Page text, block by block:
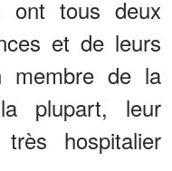
ont tous deux
et de leurs
membre de la
plupart, leur
hospitalier